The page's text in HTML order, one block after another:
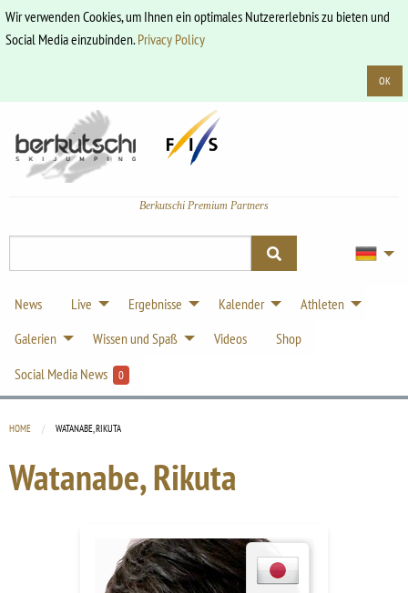
Wir verwenden Cookies, um Ihnen ein optimales Nutzererlebnis zu bieten und
Social Media einzubinden.Privacy Policy
OK
Berkutschi Premium Partners
News Live Ergebnisse Kalender
Athleten
Galerien
Wissen und Spaß Videos
Shop
Social Media News
0
HOME CURRENT:
WATANABE, RIKUTA
Watanabe, Rikuta